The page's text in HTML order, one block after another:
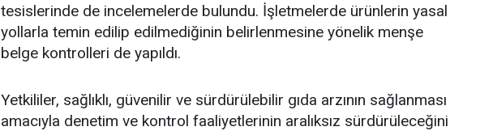
tesislerinde de incelemelerde bulundu. İşletmelerde ürünlerin yasal
yollarla temin edilip edilmediğinin belirlenmesine yönelik menşe
belge kontrolleri de yapıldı.
Yetkililer, sağlıklı, güvenilir ve sürdürülebilir gıda arzının sağlanması
amacıyla denetim ve kontrol faaliyetlerinin aralıksız sürdürüleceğini